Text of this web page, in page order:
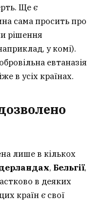
Ще є
сама просить про
рішення
у комі).
евтаназія
в усіх країнах.
лише в кількох
, Бельгії,
в деяких
країн є свої